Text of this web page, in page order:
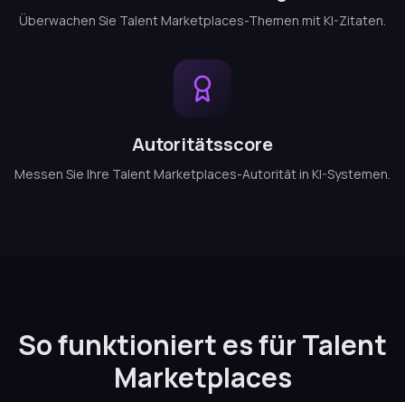
Überwachen Sie Talent Marketplaces-Themen mit KI-Zitaten.
Autoritätsscore
Messen Sie Ihre Talent Marketplaces-Autorität in KI-Systemen.
So funktioniert es für Talent
Marketplaces